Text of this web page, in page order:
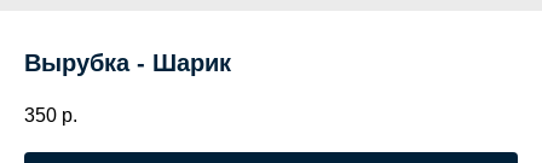
Вырубка - Шарик
350 р.